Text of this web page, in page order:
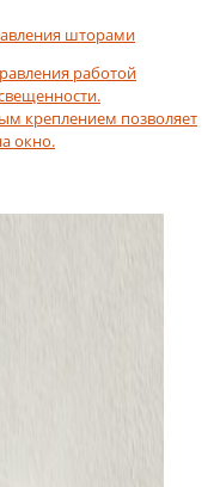
шторами
работой
креплением позволяет
окно.